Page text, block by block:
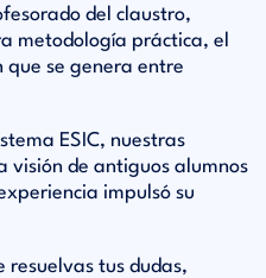
del claustro,
metodología práctica, el
que se genera entre
ESIC, nuestras
visión de antiguos alumnos
impulsó su
tus dudas,